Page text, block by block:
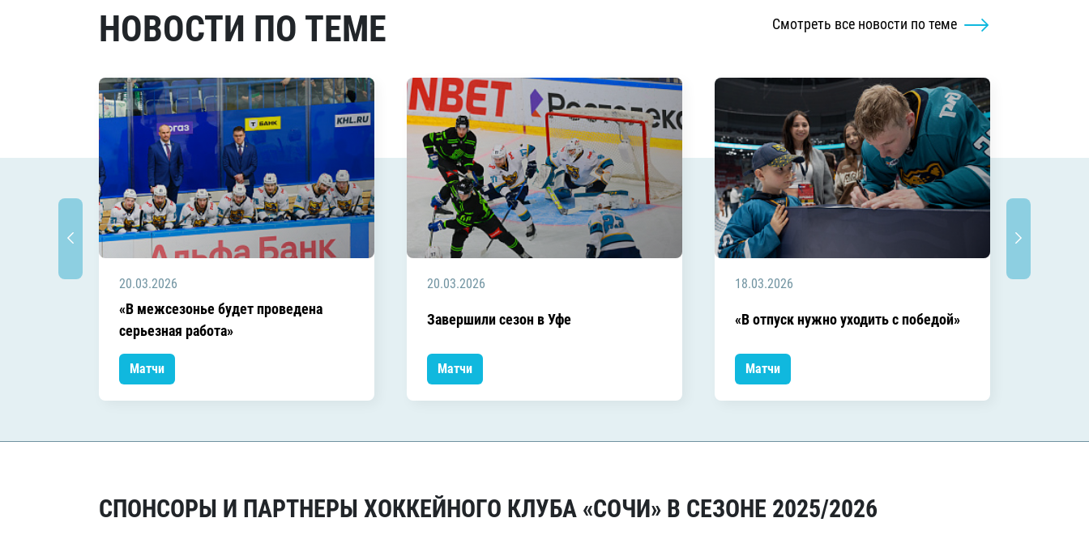
НОВОСТИ ПО ТЕМЕ Смотреть все новости по теме
20.03.2026
«В межсезонье будет проведена
серьезная работа»
Матчи
20.03.2026
Завершили сезон в Уфе
Матчи
18.03.2026
«В отпуск нужно уходить с победой»
Матчи
СПОНСОРЫ И ПАРТНЕРЫ ХОККЕЙНОГО КЛУБА «СОЧИ» В СЕЗОНЕ 2025/2026